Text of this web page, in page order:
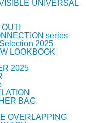
UNIVERSAL
series
2025
LOOKBOOK
2025
BAG
OVERLAPPING